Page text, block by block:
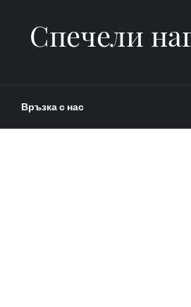
Спечели
Връзка с нас